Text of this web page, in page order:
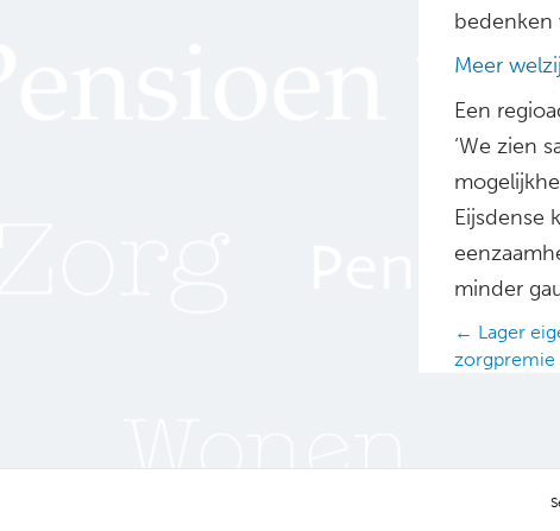
bedenken
Meer
Een
‘We zien
Eijsdense
minder
Posts
← Lager
zorgpremie